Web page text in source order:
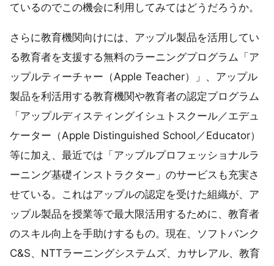
ているのでこの機会に利用してみてはどうだろうか。
さらに教育機関向けには、アップル製品を活用してい
る教育者を支援する無料のラーニングプログラム「ア
ップルティーチャー（Apple Teacher）」、アップル
製品を利活用する教育機関や教育者の認定プログラム
「アップルディスティングイシュトスクール／エデュ
ケーター（Apple Distinguished School／Educator）
等に加え、最近では「アップルプロフェッショナルラ
ーニング基礎インストラクター」のサービスも充実さ
せている。これはアップルの認定を受けた組織が、ア
ップル製品を授業等で最大限活用するために、教育者
のスキル向上を手助けするもの。現在、ソフトバンク
C&S、NTTラーニングシステムズ、カサレアル、教育